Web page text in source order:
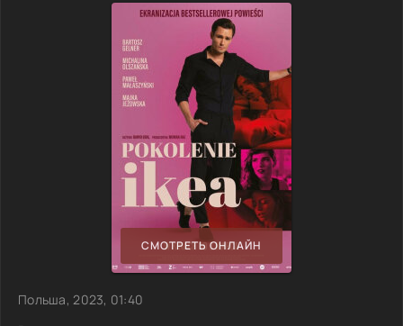
СМОТРЕТЬ ОНЛАЙН
Польша, 2023, 01:40